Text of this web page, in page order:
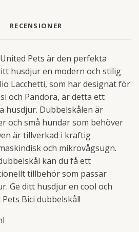
RECENSIONER
Pets är den perfekta
husdjur en modern och stilig
Lacchetti, som har designat för
och Pandora, är detta ett
husdjur. Dubbelskålen är
och små hundar som behöver
är tillverkad i kraftig
och mikrovågsugn.
kan du få ett
tillbehör som passar
Ge ditt husdjur en cool och
Bici dubbelskål!